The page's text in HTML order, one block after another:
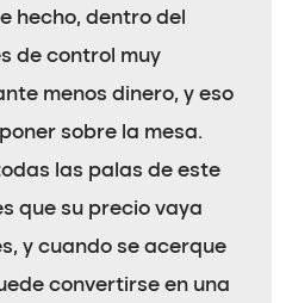
hecho, dentro del
de control muy
menos dinero, y eso
sobre la mesa.
las palas de este
que su precio vaya
y cuando se acerque
convertirse en una